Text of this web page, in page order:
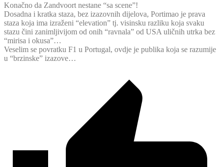
Konačno da Zandvoort nestane “sa scene”!
Dosadna i kratka staza, bez izazovnih dijelova, Portimao je prava
staza koja ima izraženi “elevation” tj. visinsku razliku koja svaku
stazu čini zanimljivijom od onih “ravnala” od USA uličnih utrka bez
“mirisa i okusa”…
Veselim se povratku F1 u Portugal, ovdje je publika koja se razumije
u “brzinske” izazove…